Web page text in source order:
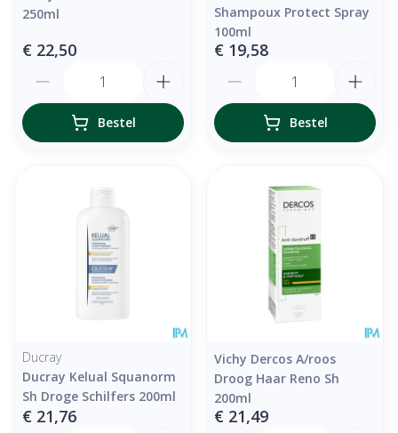
250ml
€ 22,50
Bestel
Shampoux Protect Spray
100ml
€ 19,58
Bestel
Ducray
Ducray Kelual Squanorm
Sh Droge Schilfers 200ml
€ 21,76
Vichy Dercos A/roos
Droog Haar Reno Sh
200ml
€ 21,49